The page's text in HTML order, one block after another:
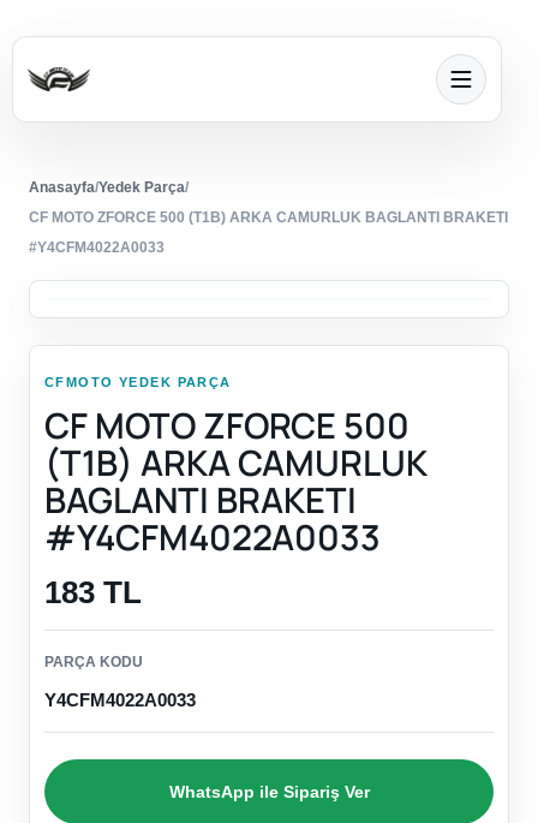
Anasayfa/Yedek Parça/
CF MOTO ZFORCE 500 (T1B) ARKA CAMURLUK BAGLANTI BRAKETI
#Y4CFM4022A0033
CFMOTO YEDEK PARÇA
CF MOTO ZFORCE 500
(T1B) ARKA CAMURLUK
BAGLANTI BRAKETI
#Y4CFM4022A0033
183 TL
PARÇA KODU
Y4CFM4022A0033
WhatsApp ile Sipariş Ver